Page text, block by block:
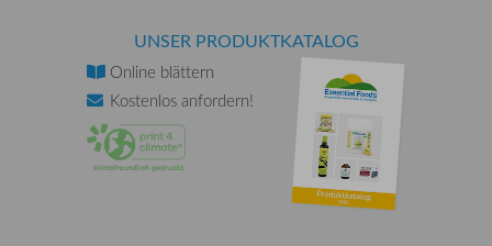
UNSER PRODUKTKATALOG
Online blättern
Kostenlos anfordern!